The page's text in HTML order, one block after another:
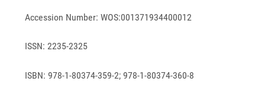
Accession Number: WOS:001371934400012
ISSN: 2235-2325
ISBN: 978-1-80374-359-2; 978-1-80374-360-8